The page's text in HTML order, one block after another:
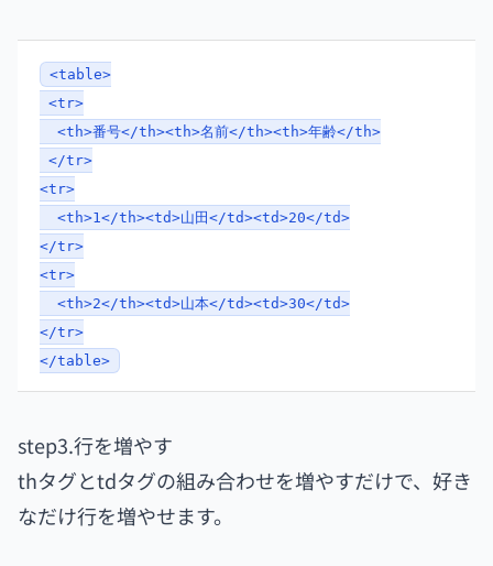
<table>
<tr>
<th>番号</th><th>名前</th><th>年齢</th>
</tr>
<tr>
<th>1</th><td>山田</td><td>20</td>
</tr>
<tr>
<th>2</th><td>山本</td><td>30</td>
</tr>
</table>
step3.行を増やす
thタグとtdタグの組み合わせを増やすだけで、好き
なだけ行を増やせます。